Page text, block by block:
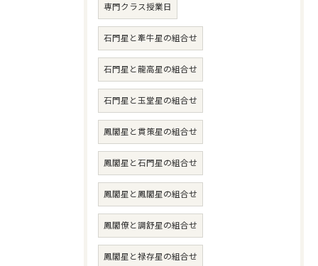
専門クラス授業日
石門星と牽牛星の組合せ
石門星と龍高星の組合せ
石門星と玉堂星の組合せ
鳳閣星と貫策星の組合せ
鳳閣星と石門星の組合せ
鳳閣星と鳳閣星の組合せ
鳳閣僚と調舒星の組合せ
鳳閣星と禄存星の組合せ